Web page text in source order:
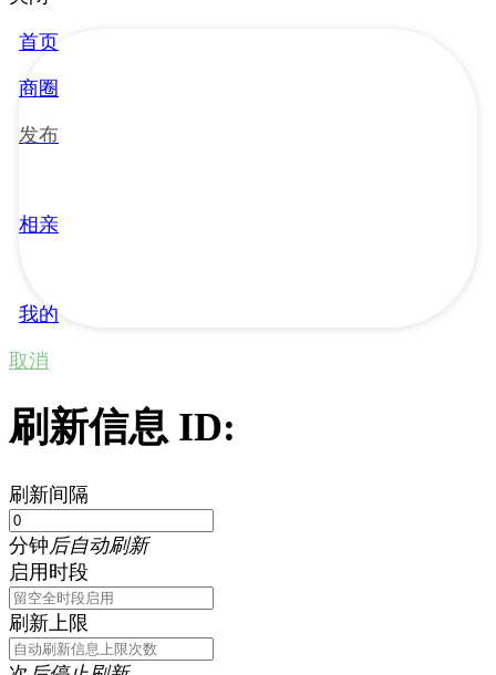
首页
商圈
发布
相亲
我的
取消
刷新信息 ID:
刷新间隔
分钟后自动刷新
启用时段
刷新上限